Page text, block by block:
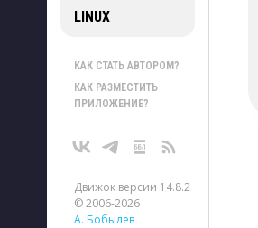
LINUX
КАК СТАТЬ АВТОРОМ?
КАК РАЗМЕСТИТЬ
ПРИЛОЖЕНИЕ?
Движок версии 14.8.2
© 2006-2026
А. Бобылев